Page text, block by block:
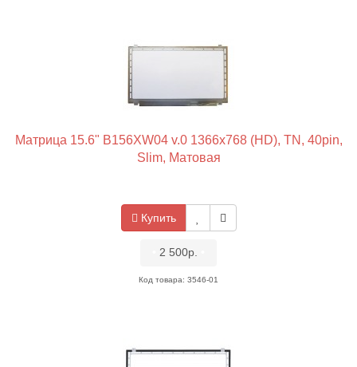
Матрица 15.6" B156XW04 v.0 1366x768 (HD), TN, 40pin,
Slim, Матовая
Купить
2 500р.
Код товара: 3546-01